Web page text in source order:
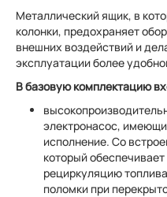
Металлический ящик, в
колонки, предохраняет
внешних воздействий и
эксплуатации более
В базовую комплектацию
электронасос,
исполнение. Со
который
рециркуляцию
поломки при